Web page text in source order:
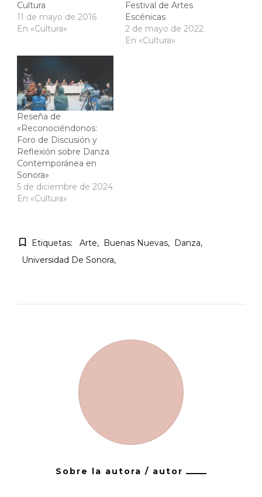
Cultura
11 de mayo de 2016
En «Cultura»
Festival de Artes
Escénicas
2 de mayo de 2022
En «Cultura»
Reseña de
«Reconociéndonos:
Foro de Discusión y
Reflexión sobre Danza
Contemporánea en
Sonora»
5 de diciembre de 2024
En «Cultura»
Etiquetas: Arte Buenas Nuevas
Danza
Universidad De Sonora
Sobre la autora / autor